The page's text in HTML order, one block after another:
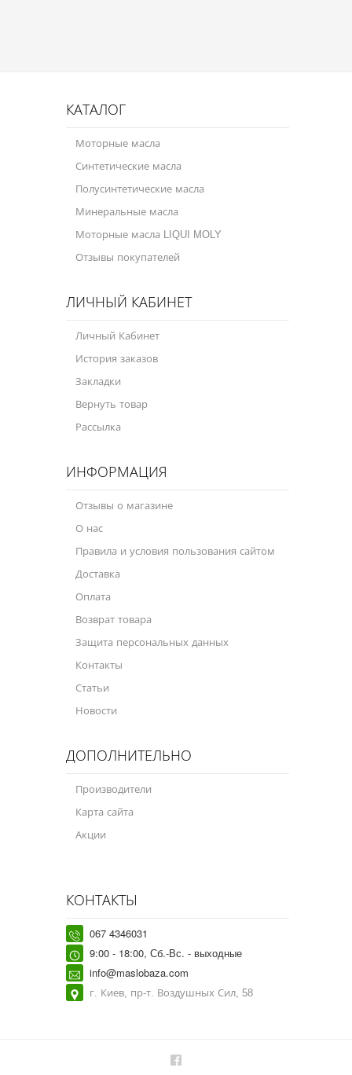
Трансмиссионные масла
Оборудование
Клеи и герметики
Уход за кондиционером
Масла для лодочных моторов
Моторное масло для мотоцикла
Садовая программа
Промышленная программа
Технологические жидкости
КАТАЛОГ
Моторные масла
Синтетические масла
Полусинтетические масла
Минеральные масла
Моторные масла LIQUI MOLY
Отзывы покупателей
ЛИЧНЫЙ КАБИНЕТ
Личный Кабинет
История заказов
Закладки
Вернуть товар
Рассылка
ИНФОРМАЦИЯ
Отзывы о магазине
О нас
Правила и условия пользования сайтом
Доставка
Оплата
Возврат товара
Защита персональных данных
Контакты
Статьи
Новости
ДОПОЛНИТЕЛЬНО
Производители
Карта сайта
Акции
КОНТАКТЫ
067 4346031
9:00 - 18:00, Сб.-Вс. - выходные
info@maslobaza.com
г. Киев, пр-т. Воздушных Сил, 58